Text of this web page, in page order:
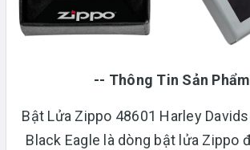
-- Thông Tin Sản
Bật Lửa Zippo 48601 Harley
Black Eagle là dòng bật lửa Zippo